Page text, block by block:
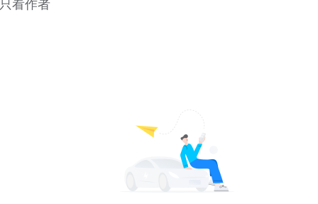
只看作者